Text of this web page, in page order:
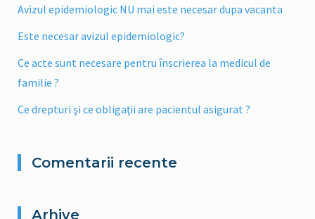
Avizul epidemiologic NU mai este necesar dupa vacanta
Este necesar avizul epidemiologic?
Ce acte sunt necesare pentru înscrierea la medicul de
familie ?
Ce drepturi şi ce obligaţii are pacientul asigurat ?
Comentarii recente
Arhive